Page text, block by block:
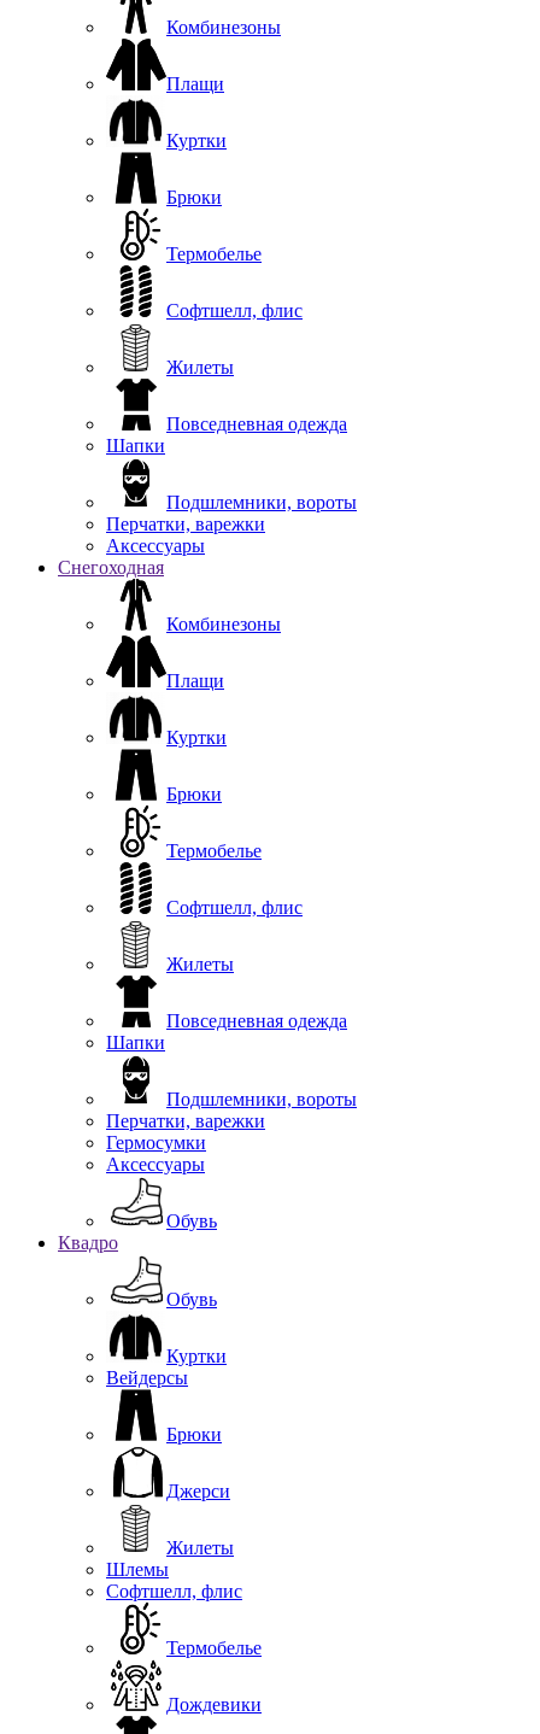
Комбинезоны
Плащи
Куртки
Брюки
Термобелье
Софтшелл, флис
Жилеты
Повседневная одежда
Шапки
Подшлемники, вороты
Перчатки, варежки
Аксессуары
Снегоходная
Комбинезоны
Плащи
Куртки
Брюки
Термобелье
Софтшелл, флис
Жилеты
Повседневная одежда
Шапки
Подшлемники, вороты
Перчатки, варежки
Гермосумки
Аксессуары
Обувь
Квадро
Обувь
Куртки
Вейдерсы
Брюки
Джерси
Жилеты
Шлемы
Софтшелл, флис
Термобелье
Дождевики